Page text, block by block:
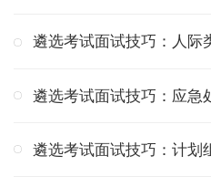
遴选考试面试技巧：人际
遴选考试面试技巧：应急
遴选考试面试技巧：计划